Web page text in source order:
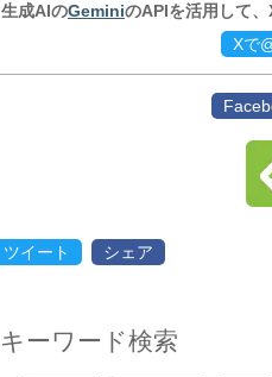
生成AIのGeminiのAPIを活用して、
Xで
ツイート シェア
キーワード検索